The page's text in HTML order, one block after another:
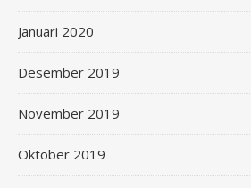
Januari 2020
Desember 2019
November 2019
Oktober 2019